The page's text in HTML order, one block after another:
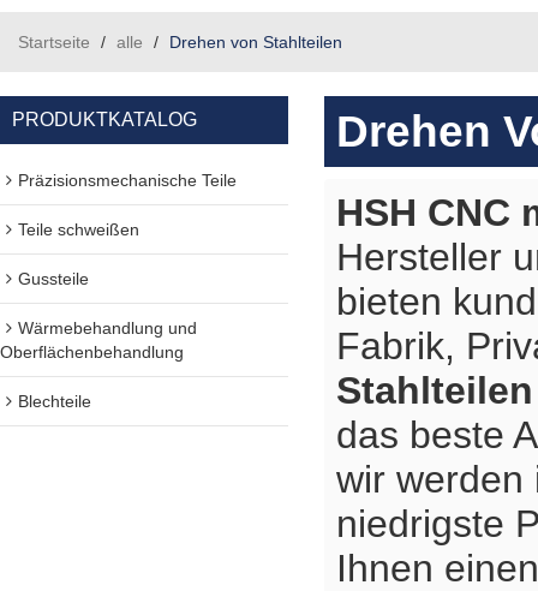
Startseite / alle / Drehen von Stahlteilen
PRODUKTKATALOG
Präzisionsmechanische Teile
Teile schweißen
Gussteile
Wärmebehandlung und
Oberflächenbehandlung
Blechteile
Drehen
HSH CNC
Hersteller
bieten
Fabrik,
Stahlteilen
das beste
wir werden
niedrigste
Ihnen